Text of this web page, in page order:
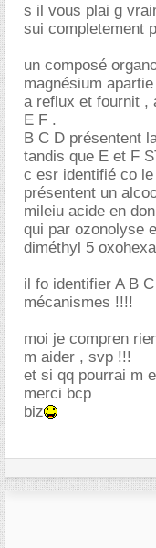
s il vous plai g
sui completement
un composé
magnésium
a reflux et fournit ,
E F .
B C D présentent
tandis que E et F
c esr identifié co
présentent un
mileiu acide en
qui par ozonolyse
diméthyl 5
il fo identifier A B
mécanismes !!!!
moi je compren
m aider , svp !!!
et si qq pourrai m
merci bcp
biz